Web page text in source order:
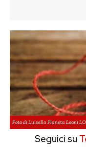
Foto di Luisella Planeta Leoni
Seguici su